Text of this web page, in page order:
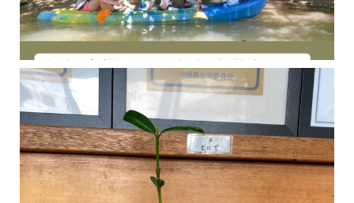
今年の1月にお店に植えたマングローブ(メヒルギ)の苗が成長してきました
マングロ